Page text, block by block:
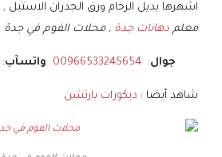
اشهرها بديل الرخام ورق الجدران الاستيل ,
معلم دهانات جدة , محلات الفوم في جدة ,
جوال:
00966533245654 واتسآب:
شاهد أيضا : ديكورات بارتشن